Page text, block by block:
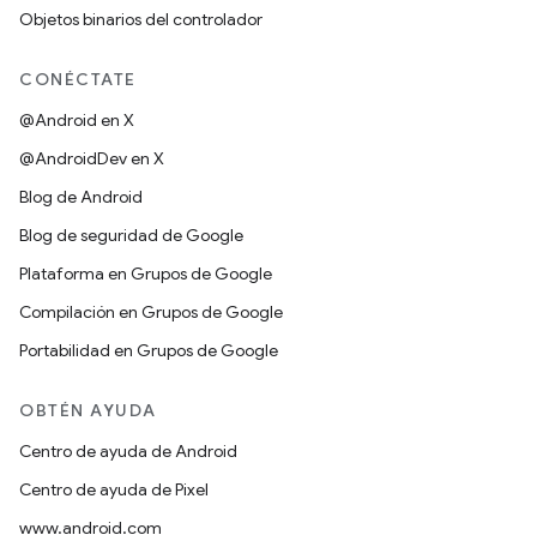
Objetos binarios del controlador
CONÉCTATE
@Android en X
@AndroidDev en X
Blog de Android
Blog de seguridad de Google
Plataforma en Grupos de Google
Compilación en Grupos de Google
Portabilidad en Grupos de Google
OBTÉN AYUDA
Centro de ayuda de Android
Centro de ayuda de Pixel
www.android.com